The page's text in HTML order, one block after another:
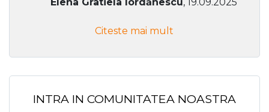
Elena Gratiela Iordănescu, 19.09.2025
Citeste mai mult
INTRA IN COMUNITATEA NOASTRA